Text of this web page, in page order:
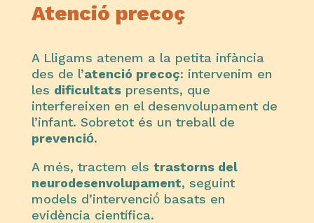
Atenció precoç
A Lligams atenem a la petita infància
des de l’atenció precoç: intervenim en
les dificultatspresents, que
interfereixen en el desenvolupament de
l’infant. Sobretot és un treball de
prevenció́.
A més, tractem els trastorns del
neurodesenvolupament, seguint
models d’intervenció́ basats en
evidència científica.